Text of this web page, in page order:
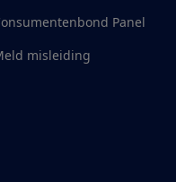
Panel
misleiding